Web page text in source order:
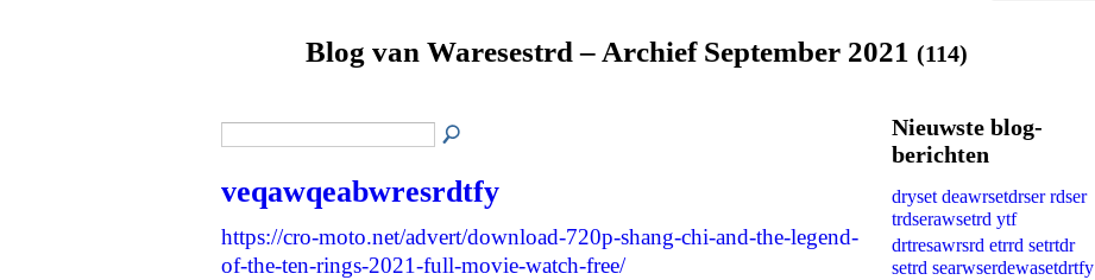
Blog van Waresestrd – Archief September 2021 (114)
veqawqeabwresrdtfy
https://cro-moto.net/advert/download-720p-shang-chi-and-the-legend-
of-the-ten-rings-2021-full-movie-watch-free/
Nieuwste blog-
berichten
dryset deawrsetdrser rdser
trdserawsetrd ytf
drtresawrsrd etrrd setrtdr
setrd searwserdewasetdrtfy